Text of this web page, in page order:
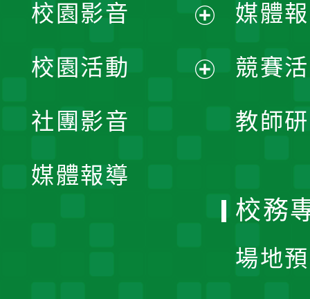
媒體
競賽
教師
校園影音
開
校園活動
社團影音
媒體報導
校務
場地